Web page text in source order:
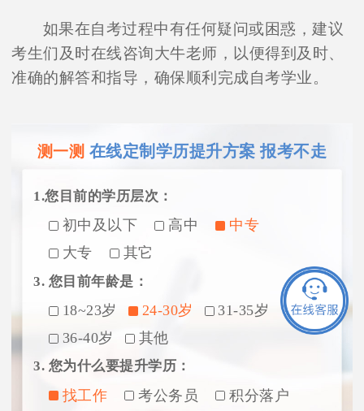
如果在自考过程中有任何疑问或困惑，建议
考生们及时在线咨询大牛老师，以便得到及时、
准确的解答和指导，确保顺利完成自考学业。
测一测 在线定制学历提升方案 报考不走
1.您目前的学历层次：
初中及以下 高中
中专
大专
其它
3. 您目前年龄是：
18~23岁 24-30岁
31-35岁
36-40岁
其他
3. 您为什么要提升学历：
找工作 考公务员
积分落户